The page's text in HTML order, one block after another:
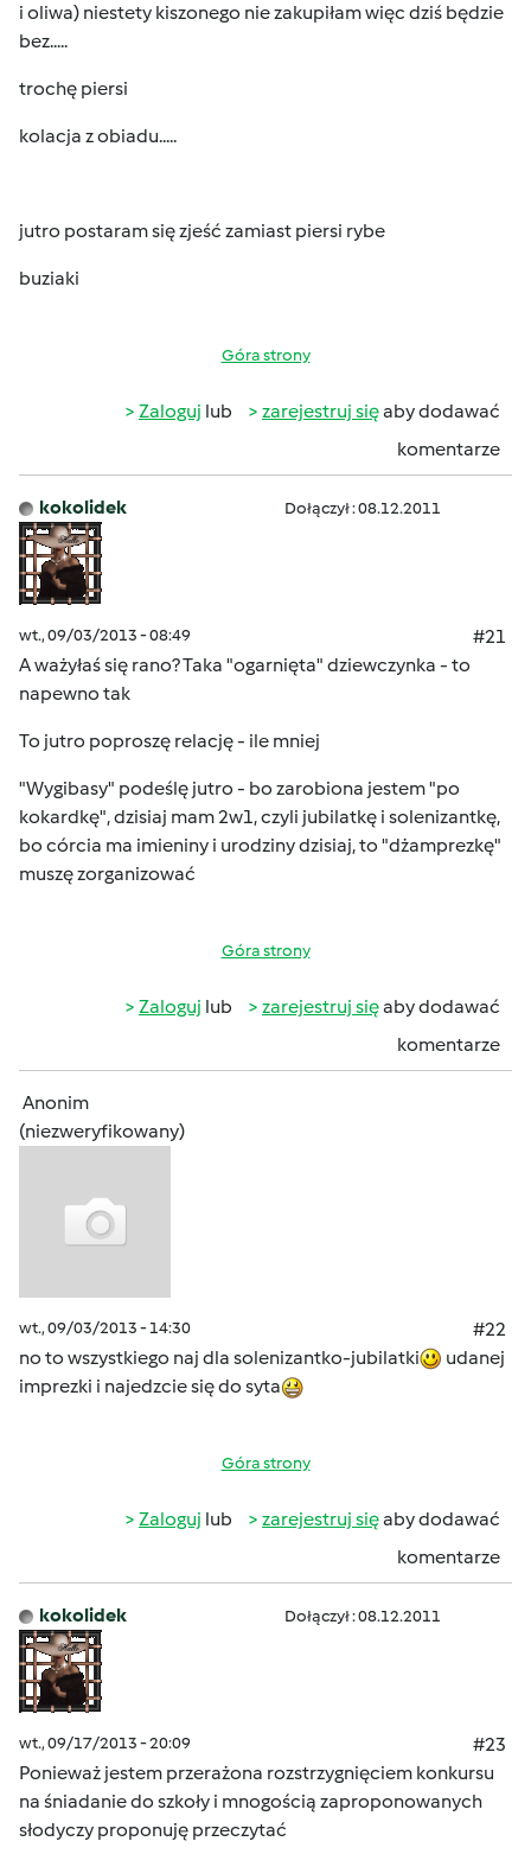
i oliwa) niestety kiszonego nie zakupiłam więc dziś będzie
bez.....
trochę piersi
kolacja z obiadu.....
jutro postaram się zjeść zamiast piersi rybe
buziaki
Góra strony
Zaloguj lub zarejestruj sięaby dodawać
komentarze
kokolidek Dołączył : 08.12.2011
wt., 09/03/2013 - 08:49
#21
A ważyłaś się rano? Taka "ogarnięta" dziewczynka - to
napewno tak
To jutro poproszę relację - ile mniej
"Wygibasy" podeślę jutro - bo zarobiona jestem "po
kokardkę", dzisiaj mam 2w1, czyli jubilatkę i solenizantkę,
bo córcia ma imieniny i urodziny dzisiaj, to "dżamprezkę"
muszę zorganizować
Góra strony
Zaloguj lub zarejestruj sięaby dodawać
komentarze
Anonim
(niezweryfikowany)
wt., 09/03/2013 - 14:30
#22
no to wszystkiego naj dla solenizantko-jubilatki
udanej
imprezki i najedzcie się do syta
Góra strony
Zaloguj lub zarejestruj sięaby dodawać
komentarze
kokolidek Dołączył : 08.12.2011
wt., 09/17/2013 - 20:09
#23
Ponieważ jestem przerażona rozstrzygnięciem konkursu
na śniadanie do szkoły i mnogością zaproponowanych
słodyczy proponuję przeczytać